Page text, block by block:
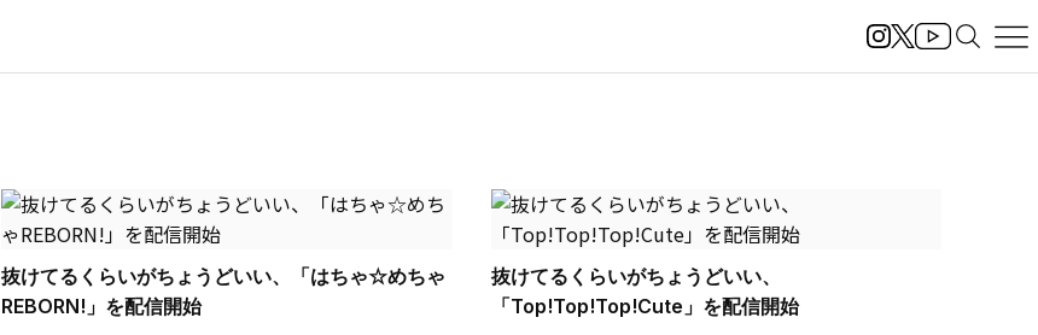
抜けてるくらいがちょうどいい、「はちゃ☆めちゃ
REBORN!」を配信開始
抜けてるくらいがちょうどいい、
「Top!Top!Top!Cute」を配信開始